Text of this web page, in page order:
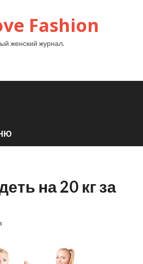
Fashion
женский журнал.
на 20 кг за